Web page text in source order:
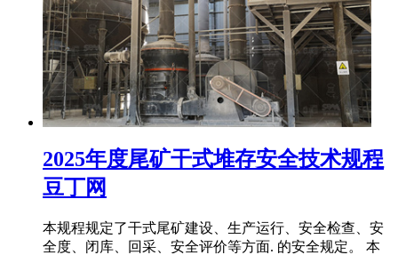
2025年度尾矿干式堆存安全技术规程
豆丁网
本规程规定了干式尾矿建设、生产运行、安全检查、安
全度、闭库、回采、安全评价等方面. 的安全规定。 本